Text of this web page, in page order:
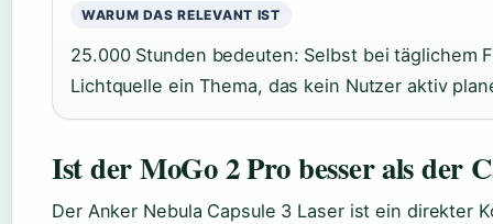
WARUM DAS RELEVANT IST
25.000 Stunden bedeuten: Selbst bei täglichem
Lichtquelle ein Thema, das kein Nutzer aktiv
Ist der MoGo 2 Pro besser als der
Der Anker Nebula Capsule 3 Laser ist ein direkter